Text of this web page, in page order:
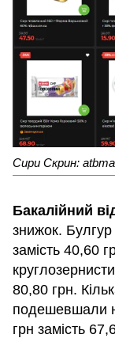
Сири Скрин:
Бакалійний
знижок.
замість 40,60
80,80 грн.
подешевшали
грн замість